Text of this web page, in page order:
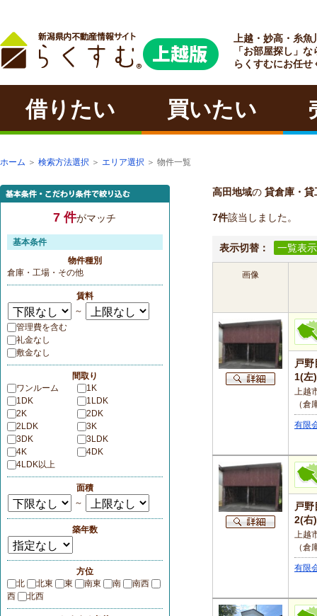
ラクチン
上越・妙高・糸魚
「お部屋探し」な
らくすむにお任せ
借りたい 買いたい
ホーム ＞ 検索方法選択 ＞ エリア選択 ＞ 物件一覧
高田地域の 貸倉庫・貸
7件該当しました。
表示切替： 一覧表示
画像
戸
1(左
上越
（
有限
戸
2(右
上越
（
有限
7 件がマッチ
基本条件
物件種別
倉庫・工場・その他
賃料
～
管理費を含む
礼金なし
敷金なし
間取り
ワンルーム
1K
1DK
1LDK
2K
2DK
2LDK
3K
3DK
3LDK
4K
4DK
4LDK以上
面積
～
築年数
方位
北
北東 東 南東 南
南西
西
北西